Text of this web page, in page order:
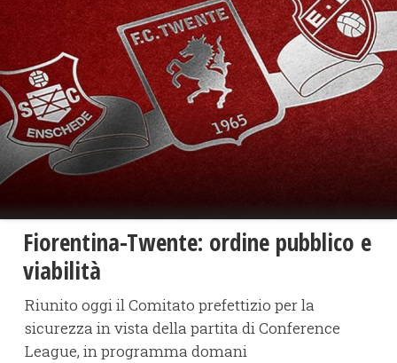
Fiorentina-Twente: ordine pubblico e
viabilità
Riunito oggi il Comitato prefettizio per la
sicurezza in vista della partita di Conference
League, in programma domani